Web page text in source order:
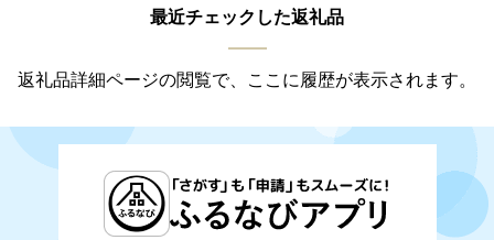
最近チェックした返礼品
返礼品詳細ページの閲覧で、ここに履歴が表示されます。